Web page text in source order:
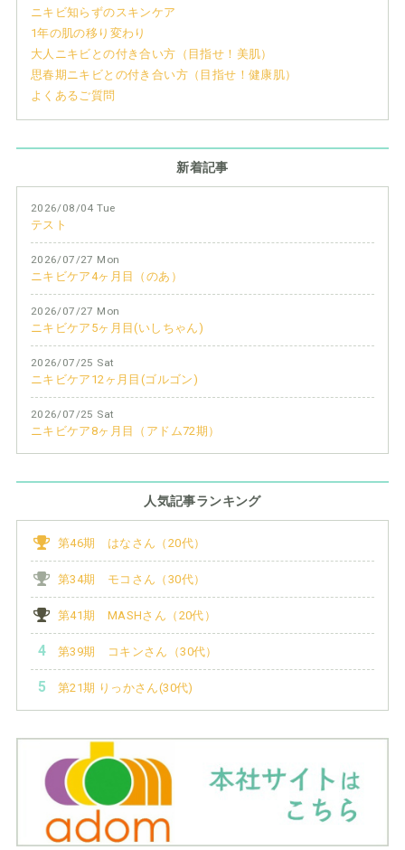
ニキビ知らずのスキンケア
1年の肌の移り変わり
大人ニキビとの付き合い方（目指せ！美肌）
思春期ニキビとの付き合い方（目指せ！健康肌）
よくあるご質問
新着記事
2026/08/04 Tue
テスト
2026/07/27 Mon
ニキビケア4ヶ月目（のあ）
2026/07/27 Mon
ニキビケア5ヶ月目(いしちゃん)
2026/07/25 Sat
ニキビケア12ヶ月目(ゴルゴン)
2026/07/25 Sat
ニキビケア8ヶ月目（アドム72期）
人気記事ランキング
第46期 はなさん（20代）
第34期 モコさん（30代）
第41期 MASHさん（20代）
第39期 コキンさん（30代）
第21期 りっかさん(30代)